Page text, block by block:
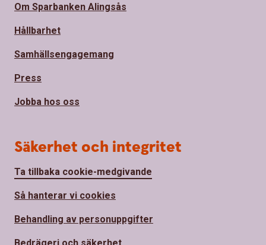
Om Sparbanken Alingsås
Hållbarhet
Samhällsengagemang
Press
Jobba hos oss
Säkerhet och integritet
Ta tillbaka cookie-medgivande
Så hanterar vi cookies
Behandling av personuppgifter